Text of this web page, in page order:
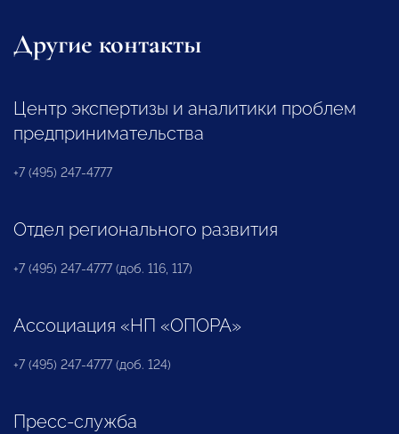
Другие контакты
Центр экспертизы и аналитики проблем
предпринимательства
+7 (495) 247-4777
Отдел регионального развития
+7 (495) 247-4777 (доб. 116, 117)
Ассоциация «НП «ОПОРА»
+7 (495) 247-4777 (доб. 124)
Пресс-служба